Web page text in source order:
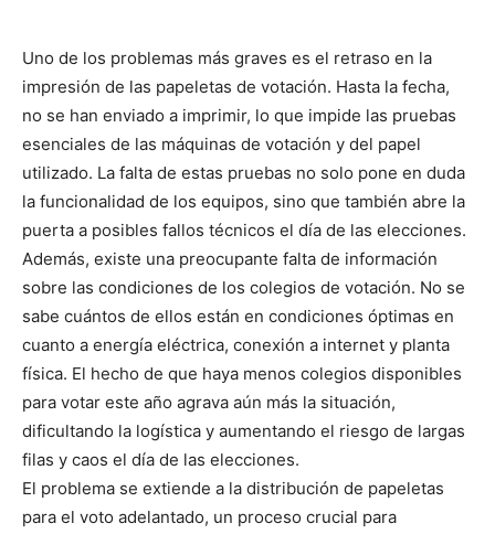
Uno de los problemas más graves es el retraso en la
impresión de las papeletas de votación. Hasta la fecha,
no se han enviado a imprimir, lo que impide las pruebas
esenciales de las máquinas de votación y del papel
utilizado. La falta de estas pruebas no solo pone en duda
la funcionalidad de los equipos, sino que también abre la
puerta a posibles fallos técnicos el día de las elecciones.
Además, existe una preocupante falta de información
sobre las condiciones de los colegios de votación. No se
sabe cuántos de ellos están en condiciones óptimas en
cuanto a energía eléctrica, conexión a internet y planta
física. El hecho de que haya menos colegios disponibles
para votar este año agrava aún más la situación,
dificultando la logística y aumentando el riesgo de largas
filas y caos el día de las elecciones.
El problema se extiende a la distribución de papeletas
para el voto adelantado, un proceso crucial para